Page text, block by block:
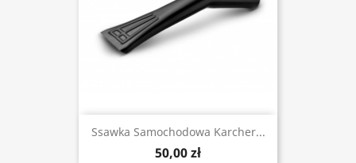
Ssawka Samochodowa Karcher...
50,00 zł